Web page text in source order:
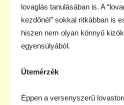
lovaglás tanulásában is. A
kezdőnél” sokkal ritkábban is
hiszen nem olyan könnyű
egyensúlyából.
Ütemérzék
Éppen a versenyszerű